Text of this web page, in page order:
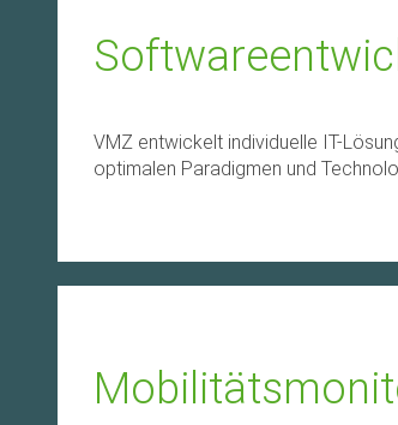
VMZ entwickelt individuelle IT-
optimalen Paradigmen und